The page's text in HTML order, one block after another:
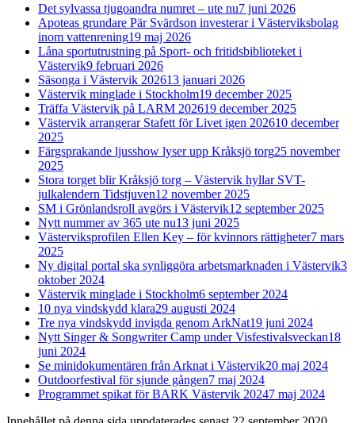
Det sylvassa tjugoandra numret – ute nu7 juni 2026
Apoteas grundare Pär Svärdson investerar i Västerviksbolag
inom vattenrening19 maj 2026
Låna sportutrustning på Sport- och fritidsbiblioteket i
Västervik9 februari 2026
Säsonga i Västervik 202613 januari 2026
Västervik minglade i Stockholm19 december 2025
Träffa Västervik på LARM 202619 december 2025
Västervik arrangerar Stafett för Livet igen 202610 december
2025
Färgsprakande ljusshow lyser upp Kråksjö torg25 november
2025
Stora torget blir Kråksjö torg – Västervik hyllar SVT-
julkalendern Tidstjuven12 november 2025
SM i Grönlandsroll avgörs i Västervik12 september 2025
Nytt nummer av 365 ute nu13 juni 2025
Västerviksprofilen Ellen Key – för kvinnors rättigheter7 mars
2025
Ny digital portal ska synliggöra arbetsmarknaden i Västervik3
oktober 2024
Västervik minglade i Stockholm6 september 2024
10 nya vindskydd klara29 augusti 2024
Tre nya vindskydd invigda genom ArkNat19 juni 2024
Nytt Singer & Songwriter Camp under Visfestivalsveckan18
juni 2024
Se minidokumentären från Arknat i Västervik20 maj 2024
Outdoorfestival för sjunde gången7 maj 2024
Programmet spikat för BARK Västervik 20247 maj 2024